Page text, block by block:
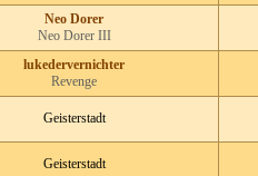
Neo Dorer
Neo Dorer III
lukedervernichter
Revenge
Geisterstadt
Geisterstadt